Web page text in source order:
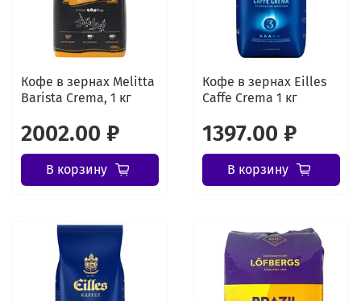
Кофе в зернах Melitta
Barista Crema, 1 кг
2002.00 ₽
В корзину
Кофе в зернах Eilles
Caffe Crema 1 кг
1397.00 ₽
В корзину